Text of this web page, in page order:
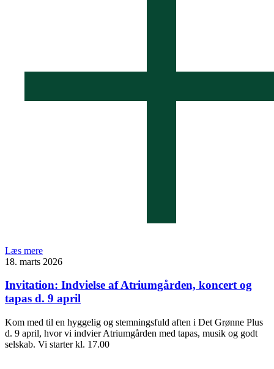
Læs mere
18. marts 2026
Invitation: Indvielse af Atriumgården, koncert og
tapas d. 9 april
Kom med til en hyggelig og stemningsfuld aften i Det Grønne Plus
d. 9 april, hvor vi indvier Atriumgården med tapas, musik og godt
selskab. Vi starter kl. 17.00